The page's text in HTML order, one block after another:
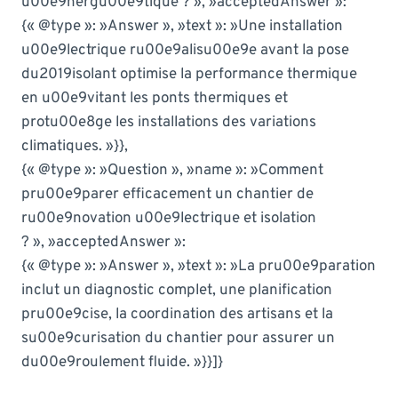
{« @type »: »Answer », »text »: »Une installation
u00e9lectrique ru00e9alisu00e9e avant la pose
du2019isolant optimise la performance thermique
en u00e9vitant les ponts thermiques et
protu00e8ge les installations des variations
climatiques. »}},
{« @type »: »Question », »name »: »Comment
pru00e9parer efficacement un chantier de
ru00e9novation u00e9lectrique et isolation
? », »acceptedAnswer »:
{« @type »: »Answer », »text »: »La pru00e9paration
inclut un diagnostic complet, une planification
pru00e9cise, la coordination des artisans et la
su00e9curisation du chantier pour assurer un
du00e9roulement fluide. »}}]}